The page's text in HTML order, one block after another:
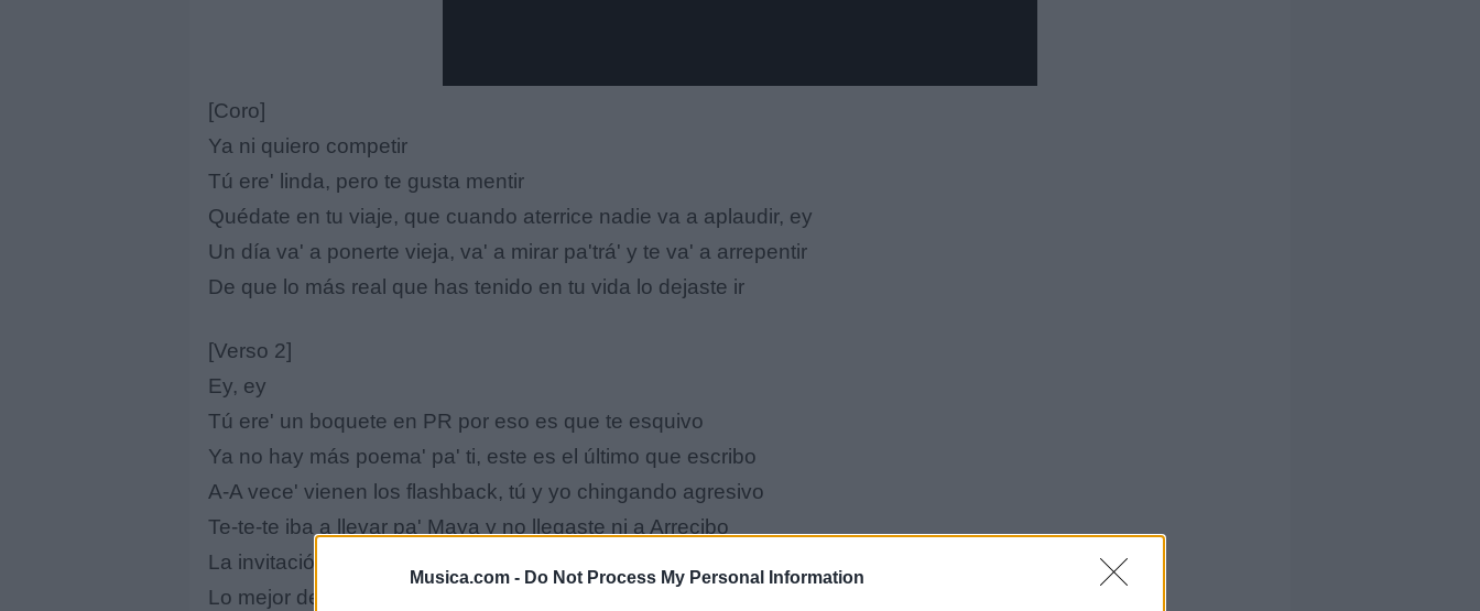
Musica.com - Do Not Process My Personal Information
[Coro]
Ya ni quiero competir
Tú ere' linda, pero te gusta mentir
Quédate en tu viaje, que cuando aterrice nadie va a aplaudir, ey
Un día va' a ponerte vieja, va' a mirar pa'trá' y te va' a arrepentir
De que lo más real que has tenido en tu vida lo dejaste ir
[Verso 2]
Ey, ey
Tú ere' un boquete en PR por eso es que te esquivo
Ya no hay más poema' pa' ti, este es el último que escribo
A-A vece' vienen los flashback, tú y yo chingando agresivo
Te-te-te iba a llevar pa' Maya y no llegaste ni a Arrecibo
La invitación de la playita se venció
Lo mejor de nosotro' nadie lo vio